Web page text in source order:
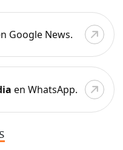
Google News.
en WhatsApp.